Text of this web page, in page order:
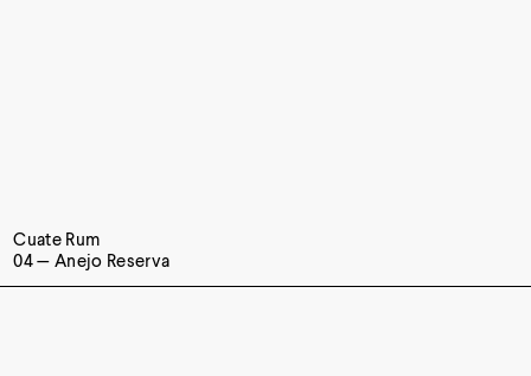
Cuate Rum
04 — Anejo Reserva